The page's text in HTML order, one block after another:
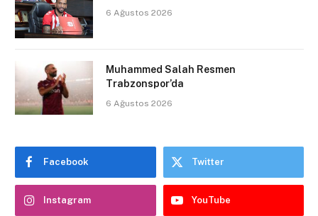
6 Ağustos 2026
Muhammed Salah Resmen
Trabzonspor’da
6 Ağustos 2026
Facebook Twitter
Instagram YouTube